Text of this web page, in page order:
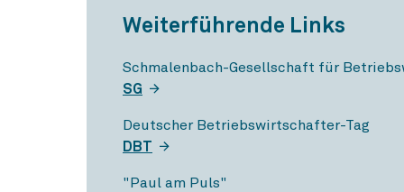
Weiterführende Links
Schmalenbach-Gesellschaft für
SG
Deutscher Betriebswirtschafter-Tag
DBT
"Paul am Puls"